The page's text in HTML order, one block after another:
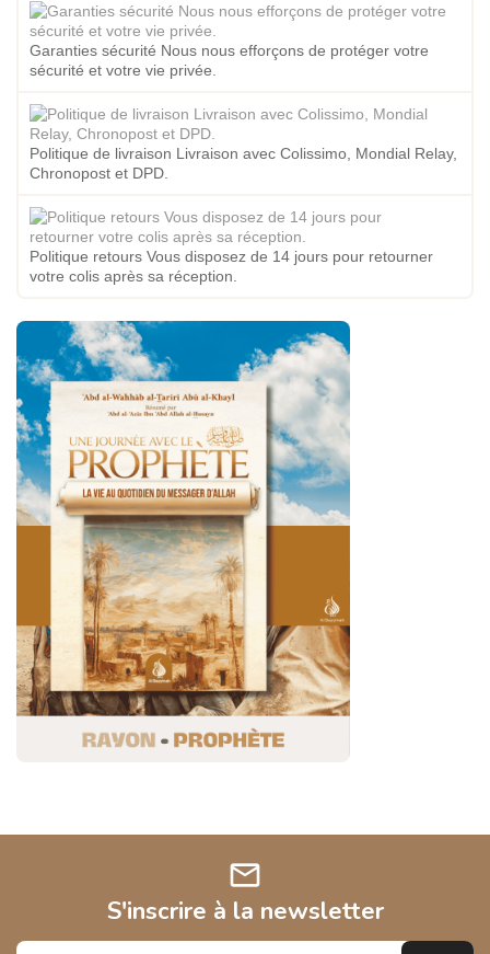
Garanties sécurité Nous nous efforçons de protéger votre
sécurité et votre vie privée.
Politique de livraison Livraison avec Colissimo, Mondial Relay,
Chronopost et DPD.
Politique retours Vous disposez de 14 jours pour retourner
votre colis après sa réception.
mail
S'inscrire à la newsletter